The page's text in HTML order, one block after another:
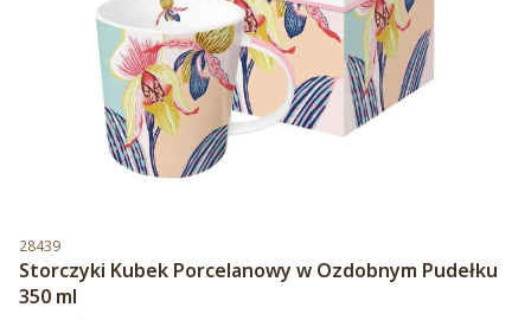
Kod produktu
28439
Storczyki Kubek Porcelanowy w Ozdobnym Pudełku
350 ml